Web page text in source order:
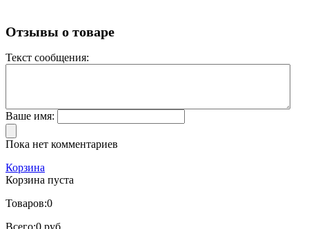
Отзывы о товаре
Текст сообщения:
Ваше имя:
Пока нет комментариев
Корзина
Корзина пуста
Товаров:0
Всего:0 руб